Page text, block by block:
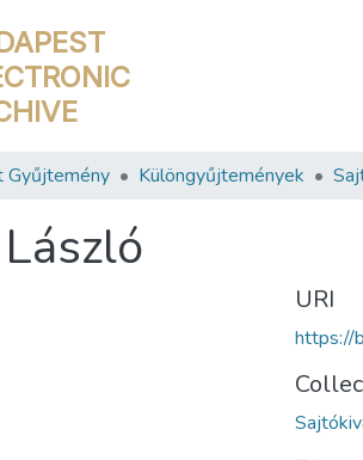
Gyűjtemény Különgyűjtemények
URI
https://